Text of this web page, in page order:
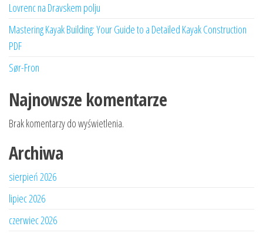
Lovrenc na Dravskem polju
Mastering Kayak Building: Your Guide to a Detailed Kayak Construction
PDF
Sør-Fron
Najnowsze komentarze
Brak komentarzy do wyświetlenia.
Archiwa
sierpień 2026
lipiec 2026
czerwiec 2026